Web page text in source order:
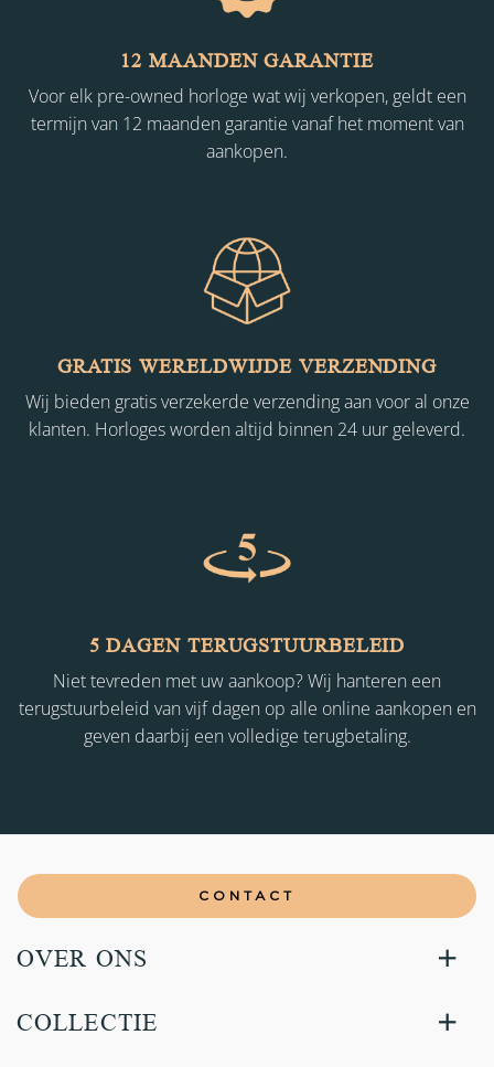
12 MAANDEN GARANTIE
Voor elk pre-owned horloge wat wij verkopen, geldt een
termijn van 12 maanden garantie vanaf het moment van
aankopen.
GRATIS WERELDWIJDE VERZENDING
Wij bieden gratis verzekerde verzending aan voor al onze
klanten. Horloges worden altijd binnen 24 uur geleverd.
5 DAGEN TERUGSTUURBELEID
Niet tevreden met uw aankoop? Wij hanteren een
terugstuurbeleid van vijf dagen op alle online aankopen en
geven daarbij een volledige terugbetaling.
CONTACT
OVER ONS
COLLECTIE